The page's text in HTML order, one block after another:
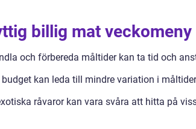
billig mat
och förbereda måltider kan ta tid och
kan leda till mindre variation i
råvaror kan vara svåra att hitta på